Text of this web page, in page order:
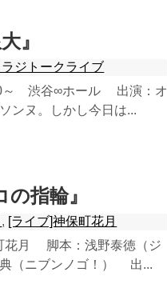
』
ジトークライブ
渋谷∞ホール 出演：オ
ンヌ。しかし今日は...
指輪』
, [ライブ]神保町花月
月 脚本：浅野泰徳（ジ
（ニブンノゴ！） 出...